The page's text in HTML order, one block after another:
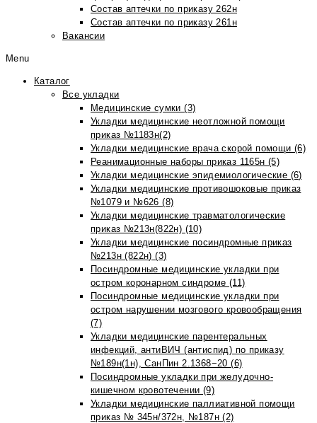
Состав аптечки по приказу 262н
Состав аптечки по приказу 261н
Вакансии
Menu
Каталог
Все укладки
Медицинские сумки (3)
Укладки медицинские неотложной помощи
приказ №1183н(2)
Укладки медицинские врача скорой помощи (6)
Реанимационные наборы приказ 1165н (5)
Укладки медицинские эпидемиологические (6)
Укладки медицинские противошоковые приказ
№1079 и №626 (8)
Укладки медицинские травматологические
приказ №213н(822н) (10)
Укладки медицинские посиндромные приказ
№213н (822н) (3)
Посиндромные медицинские укладки при
остром коронарном синдроме (11)
Посиндромные медицинские укладки при
остром нарушении мозгового кровообращения
(7)
Укладки медицинские парентеральных
инфекций, антиВИЧ (антиспид) по приказу
№189н(1н), СанПин 2.1368−20 (6)
Посиндромные укладки при желудочно-
кишечном кровотечении (9)
Укладки медицинские паллиативной помощи
приказ № 345н/372н, №187н (2)